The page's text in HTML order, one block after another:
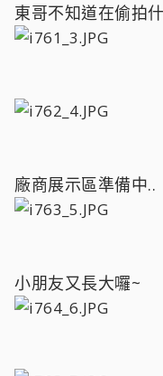
東哥不知道在偷拍
廠商展示區準備中..
小朋友又長大囉~